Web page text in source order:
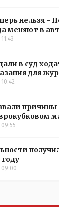
нельзя -
меняют в
в суд
для
причины
09:55
году
09:00